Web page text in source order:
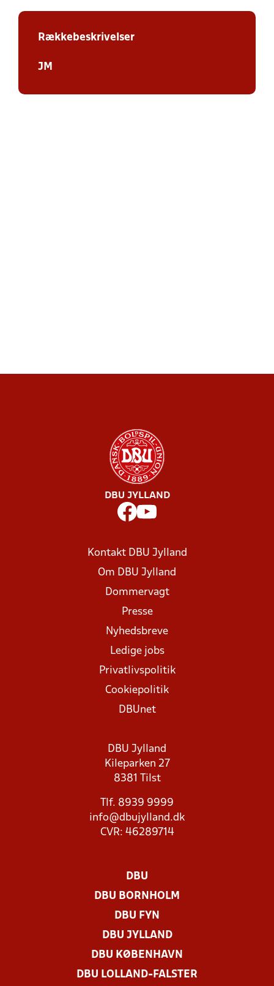
Rækkebeskrivelser
JM
DBU JYLLAND
Kontakt DBU Jylland
Om DBU Jylland
Dommervagt
Presse
Nyhedsbreve
Ledige jobs
Privatlivspolitik
Cookiepolitik
DBUnet
DBU Jylland
Kileparken 27
8381 Tilst
Tlf. 8939 9999
info@dbujylland.dk
CVR: 46289714
DBU
DBU BORNHOLM
DBU FYN
DBU JYLLAND
DBU KØBENHAVN
DBU LOLLAND-FALSTER